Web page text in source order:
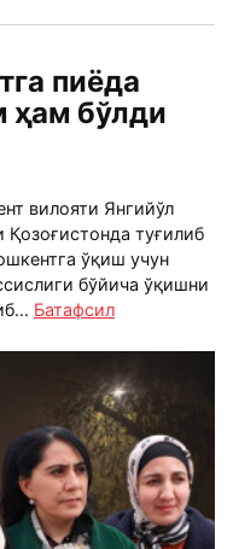
пиёда
ҳам бўлди
вилояти Янгийўл
туғилиб
ўқиш учун
бўйича ўқишни
Батафсил